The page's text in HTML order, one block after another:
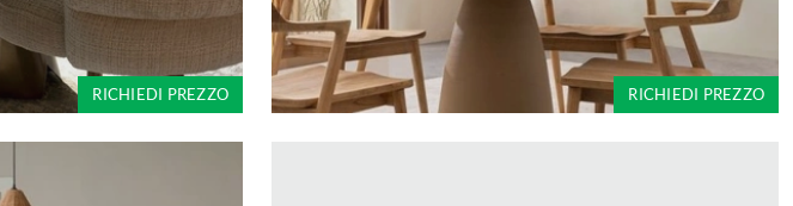
RICHIEDI PREZZO RICHIEDI PREZZO